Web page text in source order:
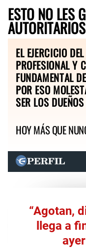
ESTO NO LES
AUTORITARIOS
EL EJERCICIO
PROFESIONAL Y
FUNDAMENTAL
POR ESO
SER LOS
HOY MÁS QUE
“Agotan,
llega a